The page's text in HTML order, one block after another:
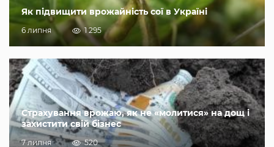
Як підвищити врожайність сої в Україні
6 липня 1 295
Страхування врожаю, як не «молитися» на дощ і
захистити свій бізнес
7 липня 520